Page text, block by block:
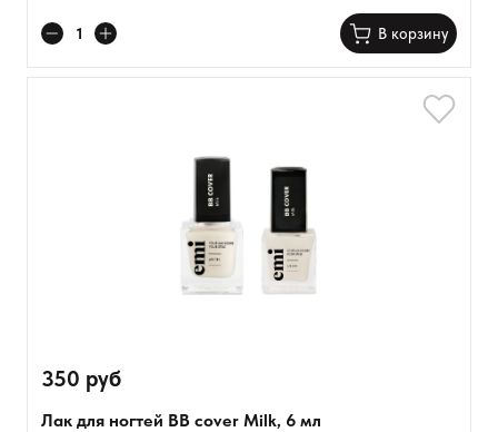
В корзину
350 руб
Лак для ногтей BB cover Milk, 6 мл